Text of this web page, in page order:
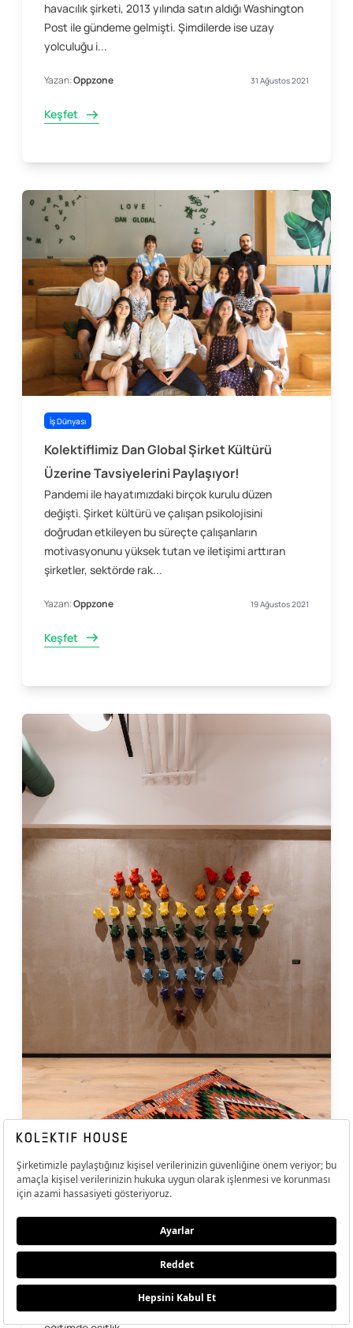
havacılık şirketi, 2013 yılında satın aldığı Washington
Post ile gündeme gelmişti. Şimdilerde ise uzay
yolculuğu i...
Yazan:Oppzone 31 Ağustos 2021
Keşfet
İş Dünyası
Kolektiflimiz Dan Global Şirket Kültürü
Üzerine Tavsiyelerini Paylaşıyor!
Pandemi ile hayatımızdaki birçok kurulu düzen
değişti. Şirket kültürü ve çalışan psikolojisini
doğrudan etkileyen bu süreçte çalışanların
motivasyonunu yüksek tutan ve iletişimi arttıran
şirketler, sektörde rak...
Yazan:Oppzone 19 Ağustos 2021
Keşfet
Aktivizmde Yeni Dönem: Marka Aktivizmi
Son yıllarda popülerlik kazanan kurumsal sosyal
sorumluluk projeleri, markaların toplumsal sorunlara
çözüm üretmesi ve katkı sağlaması amacıyla
gerçekleştiriliyor. Kadın hakları, çocuk işçiler,